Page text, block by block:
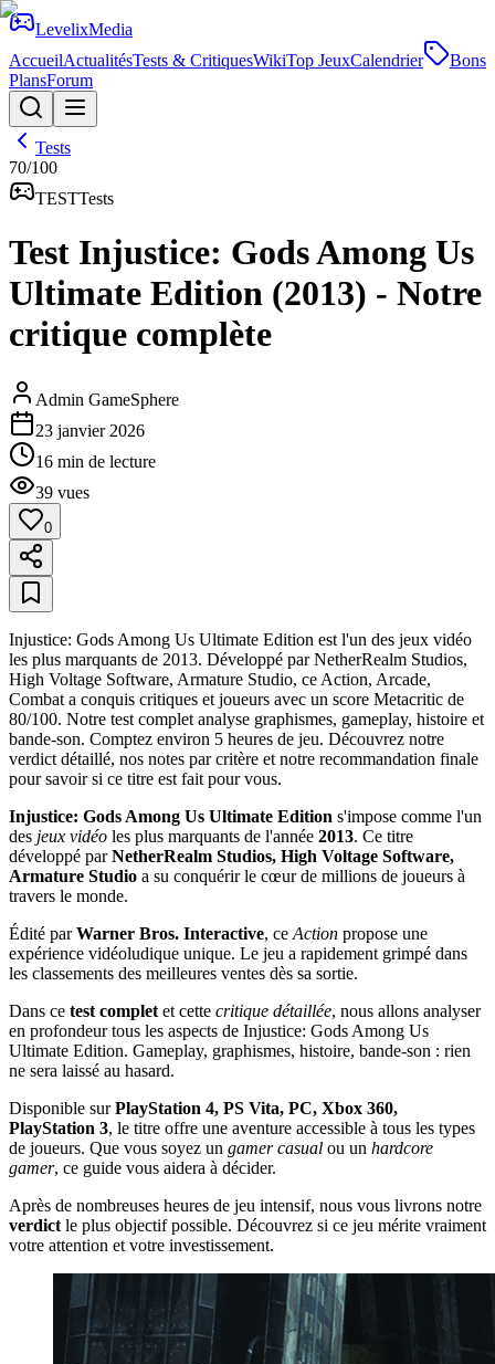
LevelixMedia
AccueilActualitésTests & CritiquesWikiTop JeuxCalendrier
Bons
PlansForum
Tests
70/100
TESTTests
Test Injustice: Gods Among Us
Ultimate Edition (2013) - Notre
critique complète
Admin GameSphere
23 janvier 2026
16 min de lecture
39 vues
0
Injustice: Gods Among Us Ultimate Edition est l'un des jeux vidéo
les plus marquants de 2013. Développé par NetherRealm Studios,
High Voltage Software, Armature Studio, ce Action, Arcade,
Combat a conquis critiques et joueurs avec un score Metacritic de
80/100. Notre test complet analyse graphismes, gameplay, histoire et
bande-son. Comptez environ 5 heures de jeu. Découvrez notre
verdict détaillé, nos notes par critère et notre recommandation finale
pour savoir si ce titre est fait pour vous.
Injustice: Gods Among Us Ultimate Edition s'impose comme l'un
des jeux vidéo les plus marquants de l'année 2013. Ce titre
développé parNetherRealm Studios, High Voltage Software,
Armature Studio a su conquérir le cœur de millions de joueurs à
travers le monde.
Édité parWarner Bros. Interactive, ce Action propose une
expérience vidéoludique unique. Le jeu a rapidement grimpé dans
les classements des meilleures ventes dès sa sortie.
Dans ce test complet et cette critique détaillée, nous allons analyser
en profondeur tous les aspects de Injustice: Gods Among Us
Ultimate Edition. Gameplay, graphismes, histoire, bande-son : rien
ne sera laissé au hasard.
Disponible surPlayStation 4, PS Vita, PC, Xbox 360,
PlayStation 3, le titre offre une aventure accessible à tous les types
de joueurs. Que vous soyez un gamer casual ou un hardcore
gamer, ce guide vous aidera à décider.
Après de nombreuses heures de jeu intensif, nous vous livrons notre
verdict le plus objectif possible. Découvrez si ce jeu mérite vraiment
votre attention et votre investissement.